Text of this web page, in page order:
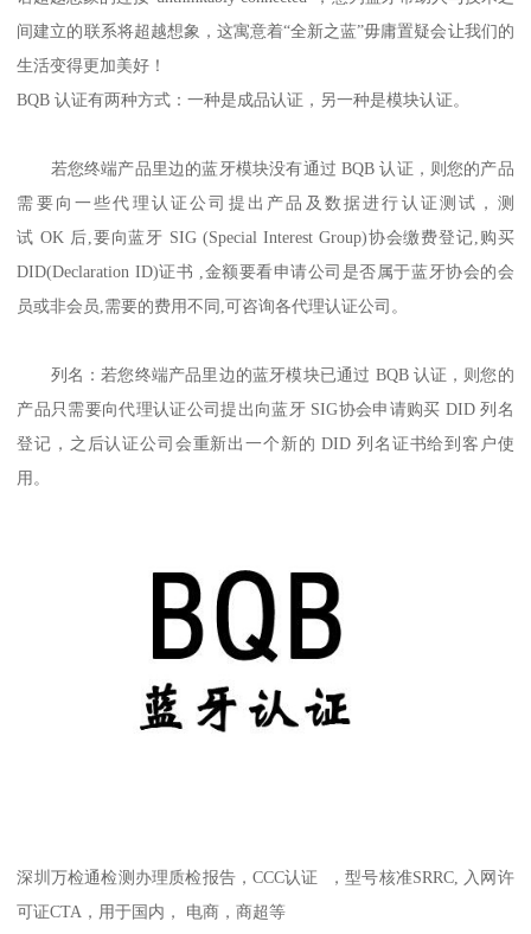
间建立的联系将超越想象，这寓意着“全新之蓝”毋庸置疑会让我们的
生活变得更加美好！
BQB 认证有两种方式：一种是成品认证，另一种是模块认证。
若您终端产品里边的蓝牙模块没有通过 BQB 认证，则您的产品
需要向一些代理认证公司提出产品及数据进行认证测试，测
试 OK 后,要向蓝牙 SIG (Special Interest Group)协会缴费登记,购买
DID(Declaration ID)证书 ,金额要看申请公司是否属于蓝牙协会的会
员或非会员,需要的费用不同,可咨询各代理认证公司。
列名：若您终端产品里边的蓝牙模块已通过 BQB 认证，则您的
产品只需要向代理认证公司提出向蓝牙 SIG协会申请购买 DID 列名
登记，之后认证公司会重新出一个新的 DID 列名证书给到客户使
用。
深圳万检通检测办理质检报告，CCC认证 ，型号核准SRRC, 入网许
可证CTA，用于国内， 电商，商超等